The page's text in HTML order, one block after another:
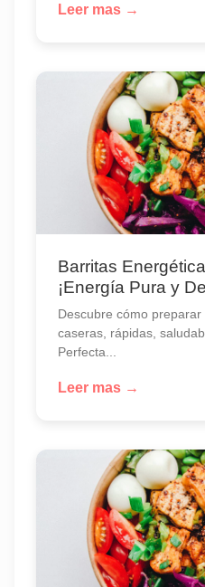
Leer mas →
Barritas
¡Energía Pura y
Descubre cómo
caseras, rápidas,
Perfecta...
Leer mas →